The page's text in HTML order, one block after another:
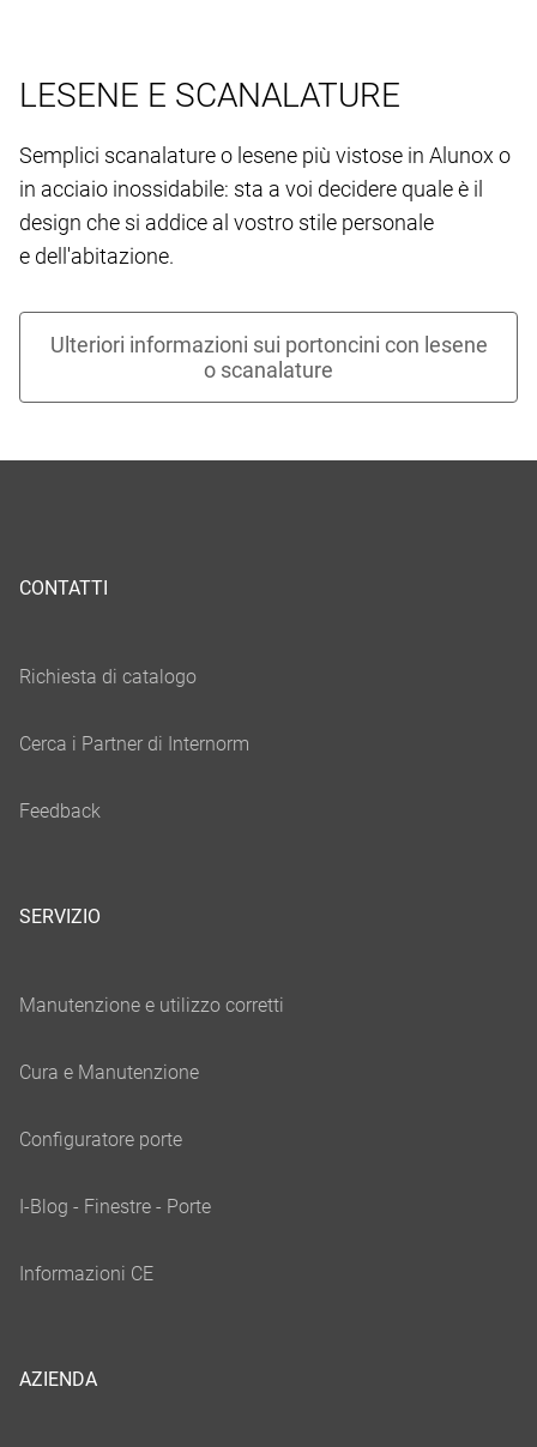
LESENE E SCANALATURE
Semplici scanalature o lesene più vistose in Alunox o
in acciaio inossidabile: sta a voi decidere quale è il
design che si addice al vostro stile personale
e dell'abitazione.
CONTATTI
SERVIZIO
AZIENDA